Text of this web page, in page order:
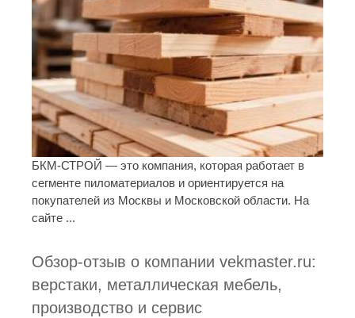
БКМ-СТРОЙ — это компания, которая работает в
сегменте пиломатериалов и ориентируется на
покупателей из Москвы и Московской области. На
сайте ...
Обзор-отзыв о компании vekmaster.ru:
верстаки, металлическая мебель,
производство и сервис